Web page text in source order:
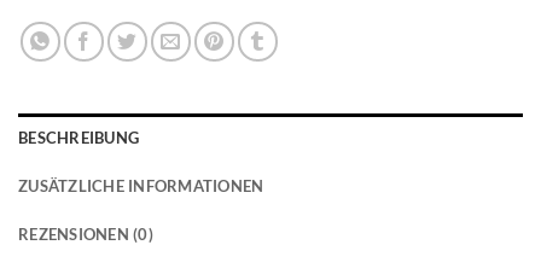
BESCHREIBUNG
ZUSÄTZLICHE INFORMATIONEN
REZENSIONEN (0)